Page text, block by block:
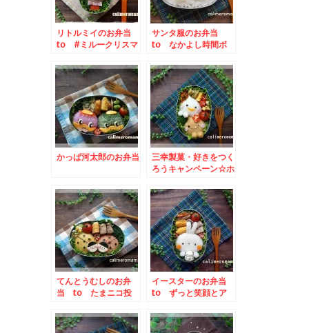
リトルミイのお弁当
to #ミルークリスマ
サンタ服のお弁当
to なかよし時間ボ
ャンペーン
かっぱ河太郎のお弁当
三幸製菓・好きをつく
ろうキャンペーン☆ホ
てんとうむしのお弁
当 to たまニコ投
イースターのお弁当
to ずっと笑顔とア
ン